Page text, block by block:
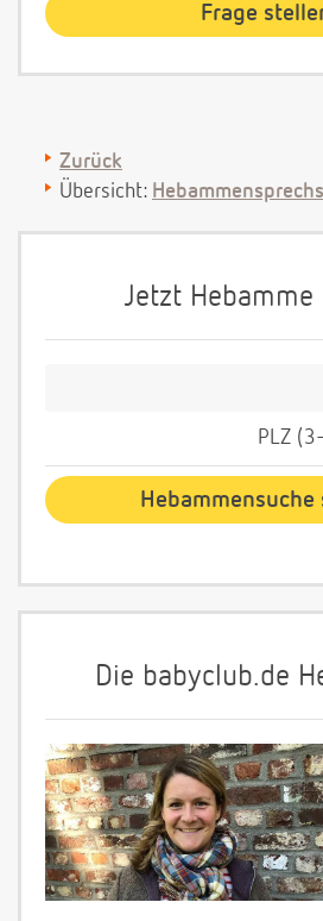
Zurück
Übersicht:
Jetzt Hebamme
PLZ
Die babyclub.de